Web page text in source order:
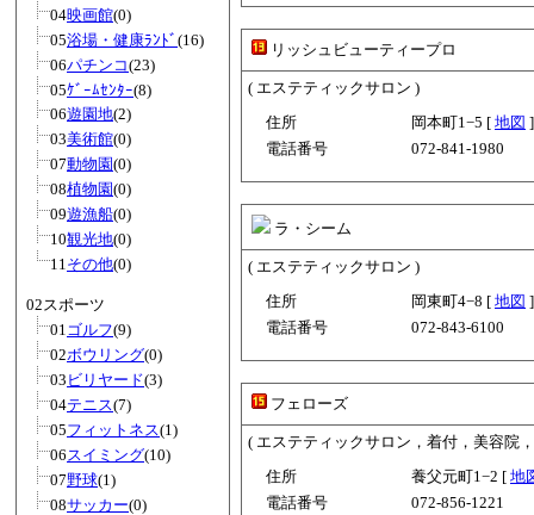
04映画館(0)
05浴場・健康ﾗﾝﾄﾞ (16)
06パチンコ(23)
05ｹﾞｰﾑｾﾝﾀｰ(8)
06遊園地(2)
03美術館(0)
07動物園(0)
08植物園(0)
09遊漁船(0)
10観光地(0)
11その他(0)
02スポーツ
01ゴルフ(9)
02ボウリング(0)
03 ビリヤード(3)
04テニス(7)
05フィットネス(1)
06スイミング(10)
07野球(1)
08サッカー(0)
リッシュビューティープロ
( エステティックサロン )
住所
岡本町1−5 [ 地図 ]
電話番号
072-841-1980
ラ・シーム
( エステティックサロン )
住所
岡東町4−8 [ 地図 ]
電話番号
072-843-6100
フェローズ
( エステティックサロン，着付，美容院
住所
養父元町1−2 [ 地
電話番号
072-856-1221